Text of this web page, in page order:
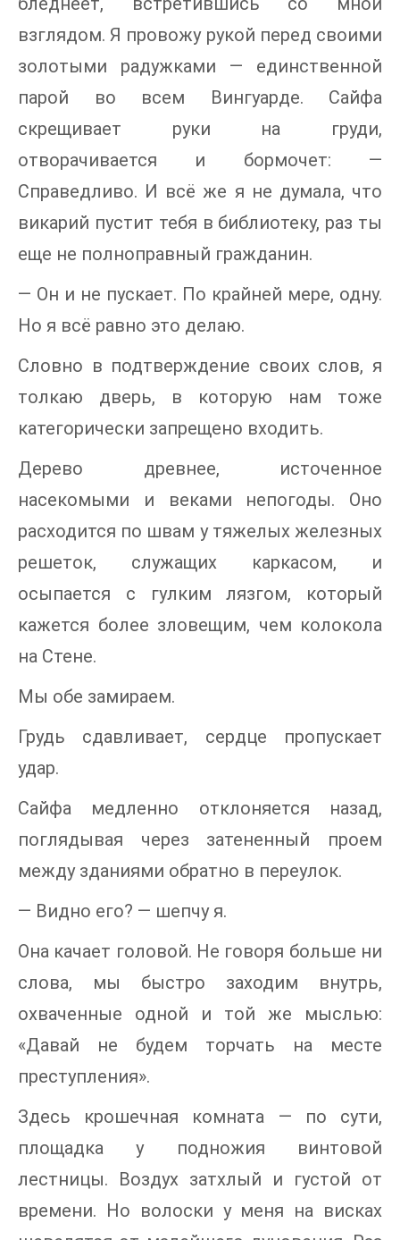
взглядом. Я провожу рукой перед своими
золотыми радужками — единственной
парой во всем Вингуарде. Сайфа
скрещивает руки на груди,
отворачивается и бормочет: —
Справедливо. И всё же я не думала, что
викарий пустит тебя в библиотеку, раз ты
еще не полноправный гражданин.
— Он и не пускает. По крайней мере, одну.
Но я всё равно это делаю.
Словно в подтверждение своих слов, я
толкаю дверь, в которую нам тоже
категорически запрещено входить.
Дерево древнее, источенное
насекомыми и веками непогоды. Оно
расходится по швам у тяжелых железных
решеток, служащих каркасом, и
осыпается с гулким лязгом, который
кажется более зловещим, чем колокола
на Стене.
Мы обе замираем.
Грудь сдавливает, сердце пропускает
удар.
Сайфа медленно отклоняется назад,
поглядывая через затененный проем
между зданиями обратно в переулок.
— Видно его? — шепчу я.
Она качает головой. Не говоря больше ни
слова, мы быстро заходим внутрь,
охваченные одной и той же мыслью:
«Давай не будем торчать на месте
преступления».
Здесь крошечная комната — по сути,
площадка у подножия винтовой
лестницы. Воздух затхлый и густой от
времени. Но волоски у меня на висках